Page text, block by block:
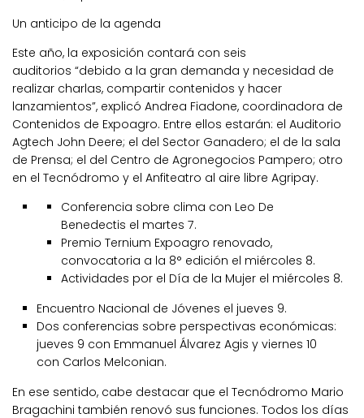
Un anticipo de la agenda
Este año, la exposición contará con seis
auditorios “debido a la gran demanda y necesidad de
realizar charlas, compartir contenidos y hacer
lanzamientos”, explicó Andrea Fiadone, coordinadora de
Contenidos de Expoagro. Entre ellos estarán: el Auditorio
Agtech John Deere; el del Sector Ganadero; el de la sala
de Prensa; el del Centro de Agronegocios Pampero; otro
en el Tecnódromo y el Anfiteatro al aire libre Agripay.
Conferencia sobre clima con Leo De
Benedectis el martes 7.
Premio Ternium Expoagro renovado,
convocatoria a la 8° edición el miércoles 8.
Actividades por el Día de la Mujer el miércoles 8.
Encuentro Nacional de Jóvenes el jueves 9.
Dos conferencias sobre perspectivas económicas:
jueves 9 con Emmanuel Álvarez Agis y viernes 10
con Carlos Melconian.
En ese sentido, cabe destacar que el Tecnódromo Mario
Bragachini también renovó sus funciones. Todos los días